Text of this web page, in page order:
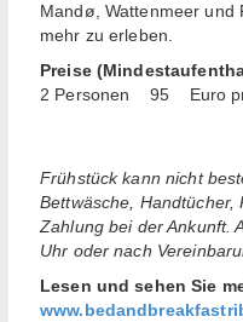
Mandø, Wattenmeer
mehr zu erleben.
Preise
2 Personen 95 Euro
Frühstück kann nicht
Bettwäsche, Handtücher,
Zahlung bei der Ankunft.
Uhr oder nach
Lesen und sehen Sie